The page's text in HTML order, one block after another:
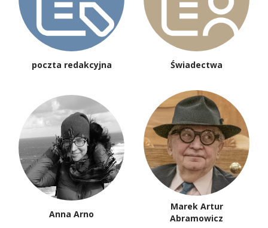
poczta redakcyjna Świadectwa
Anna Arno
Marek Artur
Abramowicz